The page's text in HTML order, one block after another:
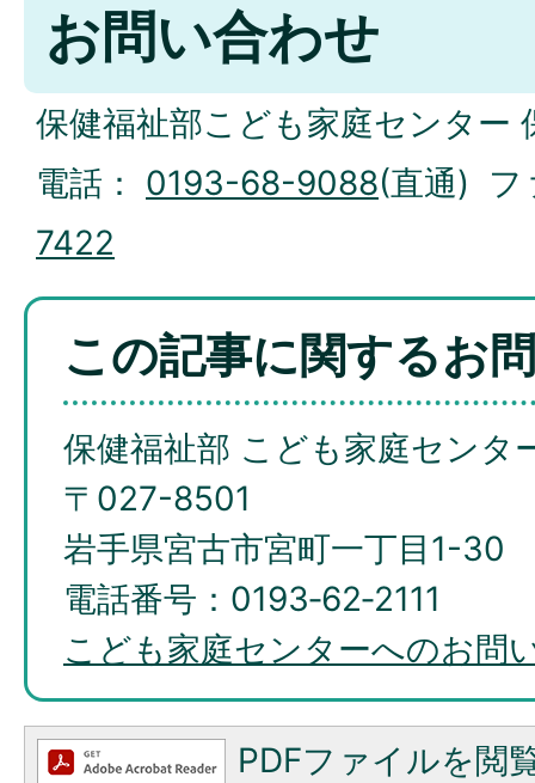
お問い合わせ
保健福祉部こども家庭センター
電話： 0193-68-9088(直通)
7422
この記事に関するお
保健福祉部 こども家庭センタ
〒027-8501
岩手県宮古市宮町一丁目1-30
電話番号：0193‐62‐2111
こども家庭センターへのお問
PDFファイルを閲